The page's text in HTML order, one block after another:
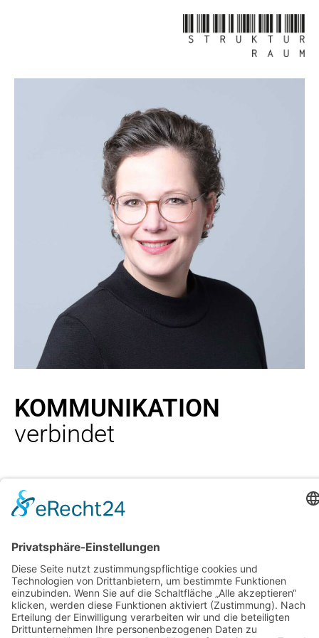
KOMMUNIKATION
verbindet
INTERNE
KOMMUNIKATIONS
BERATUNG
Hotellerie
Gastronomie
PAAR